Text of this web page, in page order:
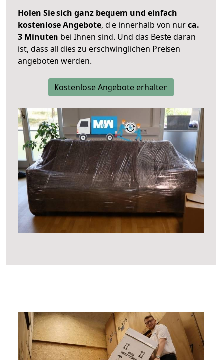
Holen Sie sich ganz bequem und einfach
kostenlose Angebote, die innerhalb von nurca.
3 Minuten bei Ihnen sind. Und das Beste daran
ist, dass all dies zu erschwinglichen Preisen
angeboten werden.
Kostenlose Angebote erhalten